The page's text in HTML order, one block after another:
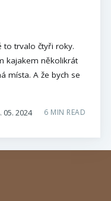
to trvalo čtyři roky.
kajakem několikrát
místa. A že bych se
05. 2024 6 MIN READ